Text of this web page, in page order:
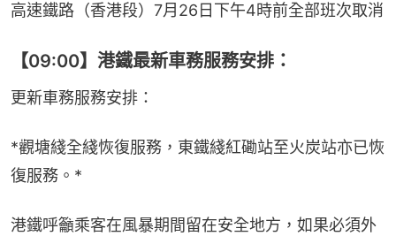
高速鐵路（香港段）7月26日下午4時前全部班次取消
【09:00】港鐵最新車務服務安排：
更新車務服務安排：
*觀塘綫全綫恢復服務，東鐵綫紅磡站至火炭站亦已恢
復服務。*
港鐵呼籲乘客在風暴期間留在安全地方，如果必須外